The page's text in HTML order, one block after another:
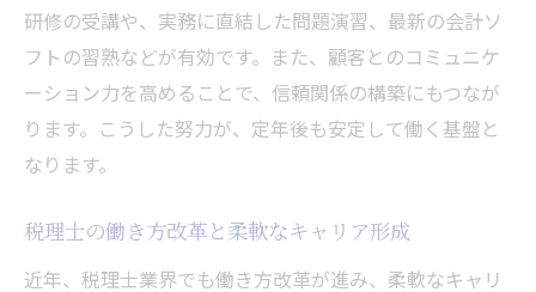
研修の受講や、実務に直結した問題演習、最新の会計ソ
フトの習熟などが有効です。また、顧客とのコミュニケ
ーション力を高めることで、信頼関係の構築にもつなが
ります。こうした努力が、定年後も安定して働く基盤と
なります。
税理士の働き方改革と柔軟なキャリア形成
近年、税理士業界でも働き方改革が進み、柔軟なキャリ